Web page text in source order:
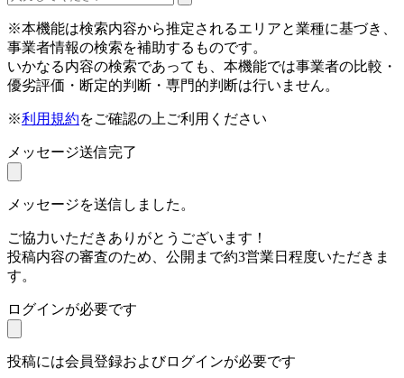
※本機能は検索内容から推定されるエリアと業種に基づき、
事業者情報の検索を補助するものです。
いかなる内容の検索であっても、本機能では事業者の比較・
優劣評価・断定的判断・専門的判断は行いません。
※利用規約をご確認の上ご利用ください
メッセージ送信完了
メッセージを送信しました。
ご協力いただきありがとうございます！
投稿内容の審査のため、公開まで約3営業日程度いただきま
す。
ログインが必要です
投稿には会員登録およびログインが必要です